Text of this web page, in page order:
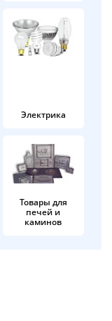
Электрика
Товары для
печей и
каминов
раз в 2